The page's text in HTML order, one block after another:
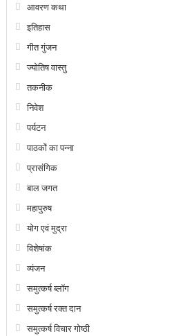
आवरण कथा
इतिहास
गीत गुंजन
ज्योतिष वास्तु
तकनीक
निवेश
पर्यटन
पाठकों का पन्ना
प्रासंगिक
बाल जगत
महापुरुष
योग एवं मुद्रा
विशेषांक
व्यंजन
समुत्कर्ष ब्लॉग
समुत्कर्ष रक्त दान
समुत्कर्ष विचार गोष्ठी